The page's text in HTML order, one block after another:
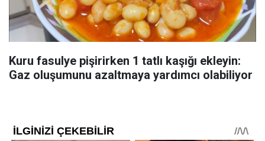
Kuru fasulye pişirirken 1 tatlı kaşığı ekleyin:
Gaz oluşumunu azaltmaya yardımcı olabiliyor